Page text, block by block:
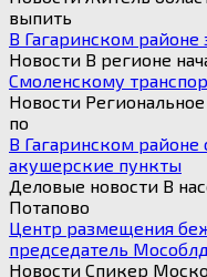
выпить
В Гагаринском районе
Новости В регионе
Смоленскому
Новости
по
В Гагаринском
акушерские пункты
Деловые новости В
Потапово
Центр размещения
председатель
Новости Спикер